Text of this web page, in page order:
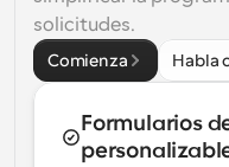
solicitudes.
Comienza Habla
Formularios